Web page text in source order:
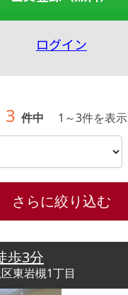
ログイン
3 件中 1 ～3件を表示
さらに絞り込む
歩3分
東岩槻1丁目